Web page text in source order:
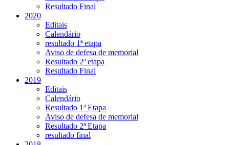
Resultado Final
2020
Editais
Calendário
resultado 1ª etapa
Aviso de defesa de memorial
Resultado 2ª etapa
Resultado Final
2019
Editais
Calendário
Resultado 1ª Etapa
Aviso de defesa de memorial
Resultado 2ª Etapa
resultado final